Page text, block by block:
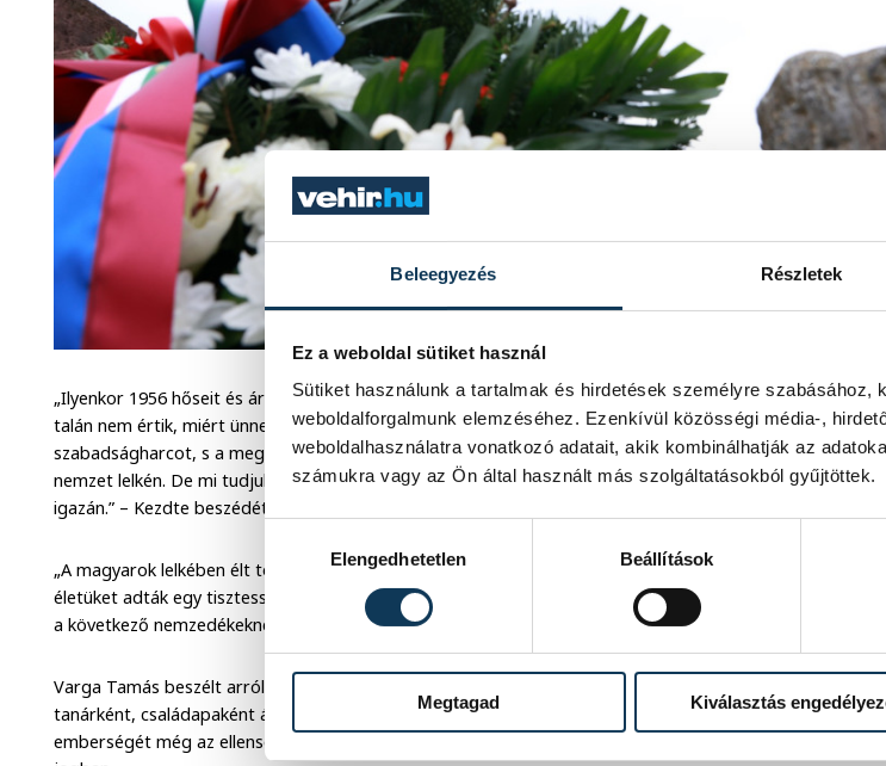
Beleegyezés Részletek
Ez a weboldal sütiket használ
Sütiket használunk a tartalmak és hirdetések személyre
weboldalforgalmunk elemzéséhez. Ezenkívül közösségi média-,
weboldalhasználatra vonatkozó adatait, akik kombinálhatják az
számukra vagy az Ön által használt más szolgáltatásokból gyűjtöttek.
Elengedhetetlen
Beállítások
Megtagad Kiválasztás
„Ilyenkor 1956 hőseit és árulóit, a dühöt és a büszkeséget, amelyek együtt élnek bennünk. Külföldiek
talán nem értik, miért ünneplünk egy levert forradalmat. Hiszen a szovjet tankok eltiporták a
szabadságharcot, s a megtorlás – az ÁVH, a fekete Volga, a besúgók világa – mély sebeket ejtett a
nemzet lelkén. De mi tudjuk: 1956 igazi dicsősége nem ért véget a leveréssel, akkor kezdődött csak
igazán.” – Kezdte beszédét a városvezető.
„A magyarok lelkében élt tovább a hazaszeretet – a mártírok emlékéből táplálkozva. Azokéból, akik
életüket adták egy tisztességes, igaz ügyért. Akiket kivégeztek, megaláztak, de példájuk erőt adott
a következő nemzedékeknek.”
Varga Tamás beszélt arról is, a veszprémiek különösen büszkék lehetnek Brusznyai Árpádra, aki
tanárként, családapaként állt a forradalom élére. Megvédte a város lakóit a vérontástól, megőrizte
emberségét még az ellenséggel szemben is. Ezért végezték ki – mert hitt az igazságban és a